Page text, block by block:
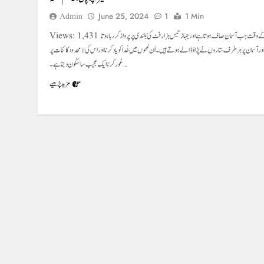
Admin June 25, 2024 1 1 Min
Views: 1,431 رات کے وقت جب آسمان صاف ہوتا ہے اور جہاز تیس ہزار فٹ کی بُلندی پر پرواز کر رہا ہوتا
آسمان پر ہر طرف ستاروں نے پڑاؤ ڈالے ہوتے ہیں۔ اُن لمحوں میں خُدا کو یاد کرنا اور اس کی لامحدود کائنات پر
غور کرنا ایک عجیب سا سکُون دیتا ہے۔…
مزید پڑھیے